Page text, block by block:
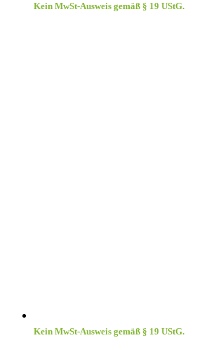
Kein MwSt-Ausweis gemäß § 19 UStG.
Kein MwSt-Ausweis gemäß § 19 UStG.